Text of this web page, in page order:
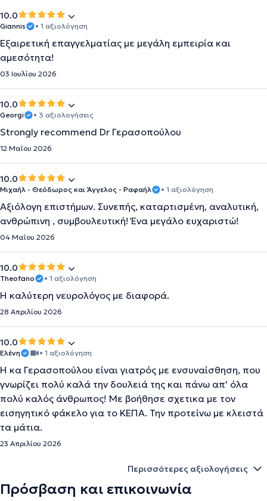
10.0
Giannis • 1 αξιολόγηση
Εξαιρετική επαγγελματίας με μεγάλη εμπειρία και
αμεσότητα!
03 Ιουλίου 2026
10.0
Georgi • 3 αξιολογήσεις
Strongly recommend Dr Γερασοπούλου
12 Μαΐου 2026
10.0
Μιχαήλ - Θεόδωρος και Άγγελος - Ραφαήλ • 1 αξιολόγηση
Αξιόλογη επιστήμων. Συνεπής, καταρτισμένη, αναλυτική,
ανθρώπινη , συμβουλευτική! Ένα μεγάλο ευχαριστώ!
04 Μαΐου 2026
10.0
Theofano • 1 αξιολόγηση
Η καλύτερη νευρολόγος με διαφορά.
28 Απριλίου 2026
10.0
Ελένη • 1 αξιολόγηση
Η κα Γερασοπούλου είναι γιατρός με ενσυναίσθηση, που
γνωρίζει πολύ καλά την δουλειά της και πάνω απ' όλα
πολύ καλός άνθρωπος! Με βοήθησε σχετικα με τον
εισηγητικό φάκελο για το ΚΕΠΑ. Την προτείνω με κλειστά
τα μάτια.
23 Απριλίου 2026
Περισσότερες αξιολογήσεις
Πρόσβαση και επικοινωνία